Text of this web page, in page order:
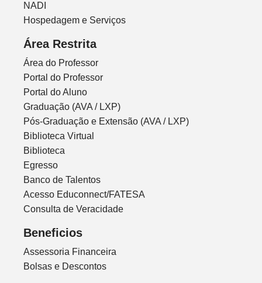
NADI
Hospedagem e Serviços
Área Restrita
Área do Professor
Portal do Professor
Portal do Aluno
Graduação (AVA / LXP)
Pós-Graduação e Extensão (AVA / LXP)
Biblioteca Virtual
Biblioteca
Egresso
Banco de Talentos
Acesso Educonnect/FATESA
Consulta de Veracidade
Beneficios
Assessoria Financeira
Bolsas e Descontos